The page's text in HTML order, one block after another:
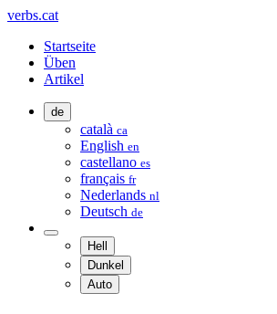
verbs.cat
Startseite
Üben
Artikel
de
català ca
English en
castellano es
français fr
Nederlands nl
Deutsch de
Hell
Dunkel
Auto